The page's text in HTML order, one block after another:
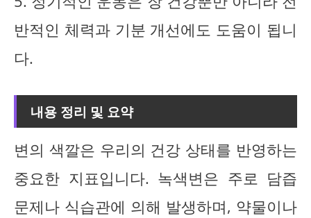
반적인 체력과 기분 개선에도 도움이 됩니
다.
내용 정리 및 요약
변의 색깔은 우리의 건강 상태를 반영하는
중요한 지표입니다. 녹색변은 주로 담즙
문제나 식습관에 의해 발생하며, 약물이나